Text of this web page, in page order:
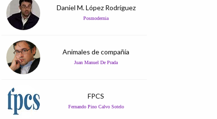
Daniel M. López Rodríguez
Posmodernia
Animales de compañía
Juan Manuel De Prada
FPCS
Fernando Pino Calvo Sotelo